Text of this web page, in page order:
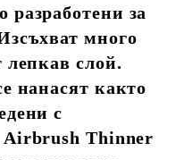
разработени за
много
лепкав слой.
нанасят както
с
Airbrush Thinner